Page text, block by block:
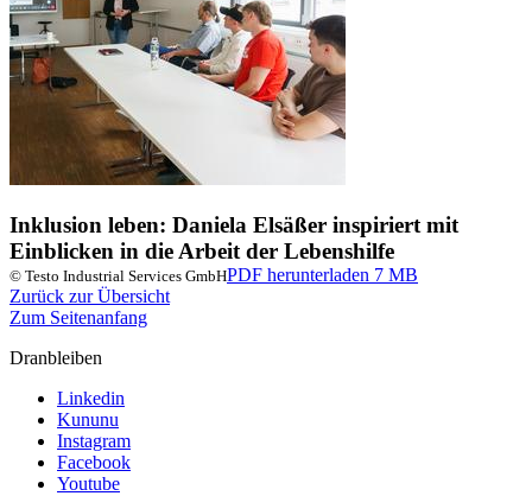
Inklusion leben: Daniela Elsäßer inspiriert mit
Einblicken in die Arbeit der Lebenshilfe
© Testo Industrial Services GmbHPDF herunterladen 7 MB
Zurück zur Übersicht
Zum Seitenanfang
Dranbleiben
Linkedin
Kununu
Instagram
Facebook
Youtube